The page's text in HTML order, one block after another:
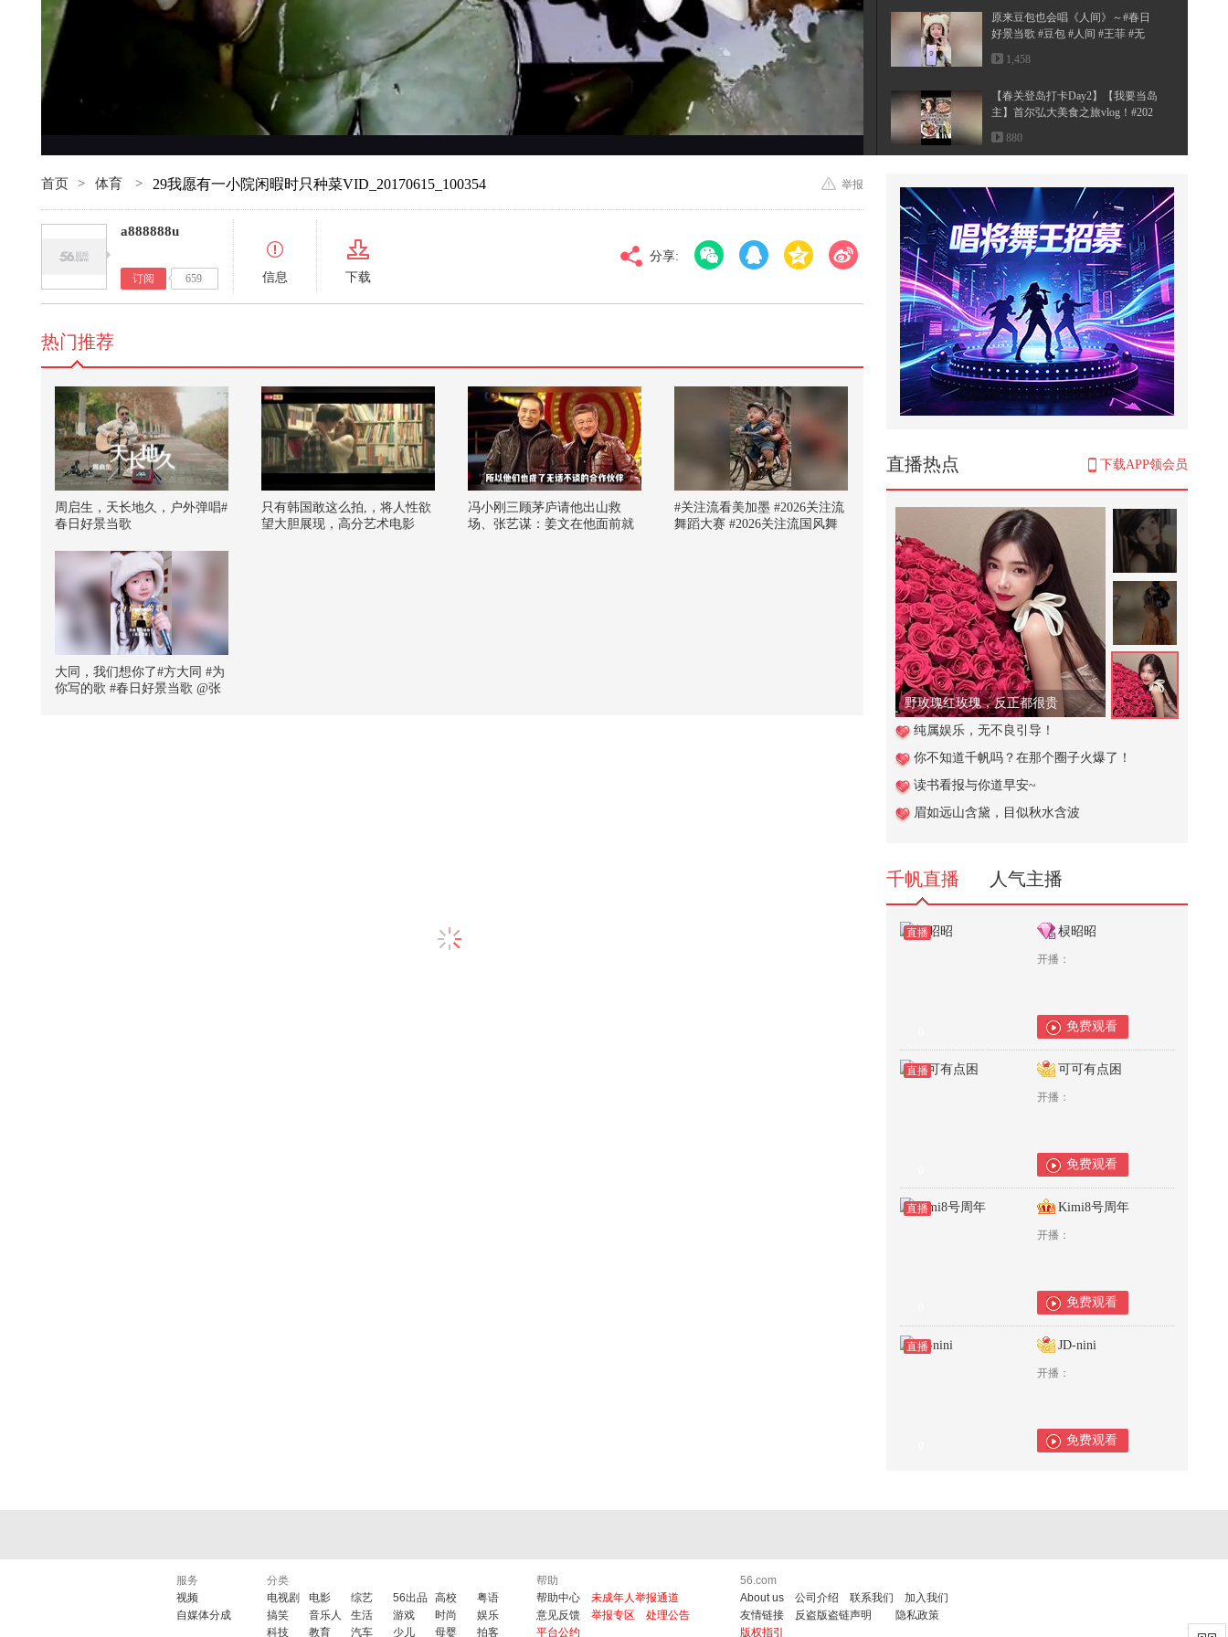
标清
对比度 100
原来豆包也会唱《人间》～#春日
好景当歌 #豆包 #人间 #王菲 #无
声...
1,458
【春关登岛打卡Day2】【我要当岛
主】首尔弘大美食之旅vlog！#202
6...
880
871
当收到这条短信，你会怎么做？
5,595
【一镜解锁潮生活】欢迎收看舞蹈
播主周末私教+路演随舞vlog~@潮
流...
2,118
糖尿病的危害有哪些？生活中应该
当我含泪咬牙奔赴新人生、独自坚
强的时候，就唱《闪着泪光的决
定》...
1,169
加装钢条切割木头加工出木板
867
“离婚戒指”风靡欧美，女性以珠宝
开启人生新篇章,“张朝阳”账号...
11,513
重庆彭水山体崩塌新闻发布会直播
7,856
谁懂青春期的男生有多能吃@搞笑
狐 @80后小芳 @小狐 @张朝阳
首页 > 体育 > 29我愿有一小院闲暇时只种菜VID_20170615_100354 举报
a888888u
订阅 659 信息 下载
分享:
直播热点 下载APP领会员
野玫瑰红玫瑰，反正都很贵
纯属娱乐，无不良引导！
你不知道千帆吗？在那个圈子火爆了！
读书看报与你道早安~
眉如远山含黛，目似秋水含波
千帆直播 人气主播
直播 棂昭昭
开播：
免费观看
直播 可可有点困
开播：
免费观看
直播 Kimi8号周年
开播：
免费观看
直播 JD-nini
开播：
免费观看
热门推荐
周启生，天长地久，户外弹唱#
春日好景当歌
只有韩国敢这么拍,，将人性欲
望大胆展现，高分艺术电影
冯小刚三顾茅庐请他出山救
场、张艺谋：姜文在他面前就
#关注流看美加墨 #2026关注流
舞蹈大赛 #2026关注流国风舞
大同，我们想你了#方大同 #为
你写的歌 #春日好景当歌 @张
服务
视频
自媒体分成
分类
电视剧
电影 综艺 56出品 高校
粤语
搞笑
音乐人 生活 游戏 时尚
娱乐
科技
教育 汽车 少儿 母婴 拍客
帮助
帮助中心
未成年人举报通道
意见反馈
举报专区
处理公告
平台公约
56.com
About us
公司介绍 联系我们
加入我们
友情链接
反盗版盗链声明
隐私政策
版权指引